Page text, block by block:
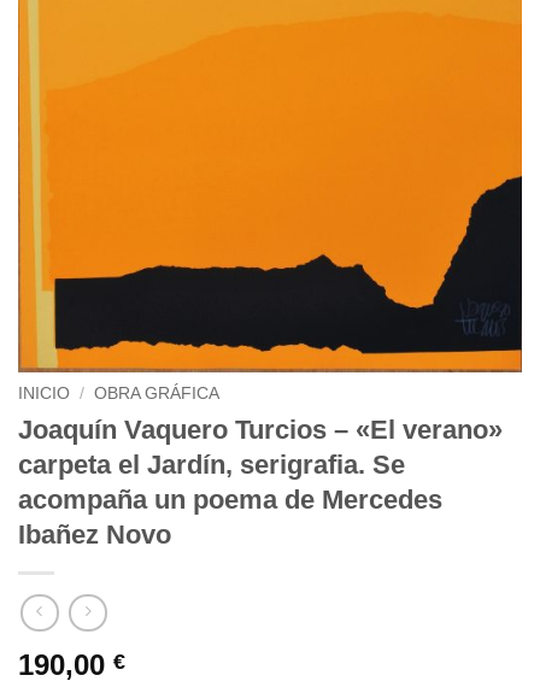
INICIO / OBRA GRÁFICA
Joaquín Vaquero Turcios – «El verano»
carpeta el Jardín, serigrafia. Se
acompaña un poema de Mercedes
Ibañez Novo
190,00 €